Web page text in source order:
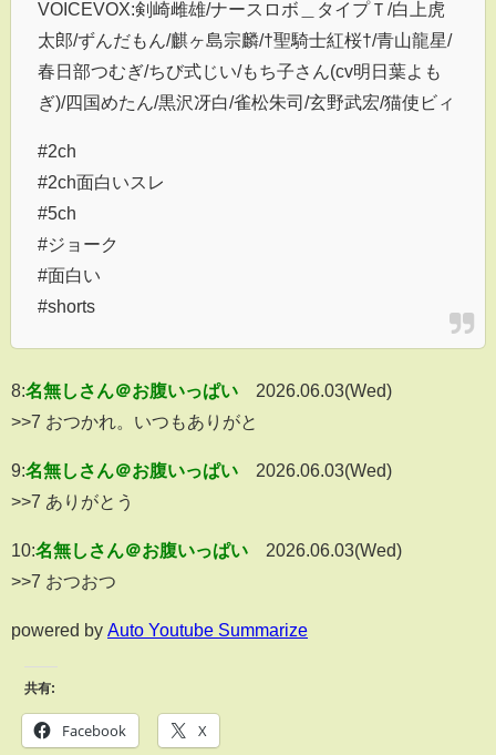
VOICEVOX:剣崎雌雄/ナースロボ＿タイプＴ/白上虎
太郎/ずんだもん/麒ヶ島宗麟/†聖騎士紅桜†/青山龍星/
春日部つむぎ/ちび式じい/もち子さん(cv明日葉よも
ぎ)/四国めたん/黒沢冴白/雀松朱司/玄野武宏/猫使ビィ
#2ch
#2ch面白いスレ
#5ch
#ジョーク
#面白い
#shorts
8:名無しさん＠お腹いっぱい
2026.06.03(Wed)
>>7 おつかれ。いつもありがと
9:名無しさん＠お腹いっぱい
2026.06.03(Wed)
>>7 ありがとう
10:名無しさん＠お腹いっぱい
2026.06.03(Wed)
>>7 おつおつ
powered by Auto Youtube Summarize
共有:
Facebook X